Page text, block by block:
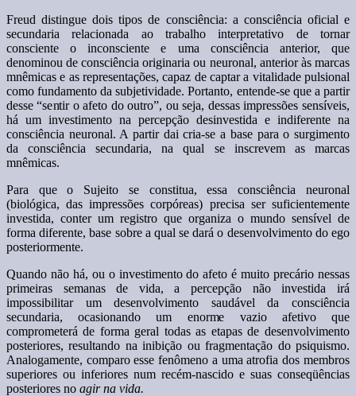
Freud distingue dois tipos de consciência: a consciência oficial e
secundaria relacionada ao trabalho interpretativo de tornar
consciente o inconsciente e uma consciência anterior, que
denominou de consciência originaria ou neuronal, anterior às marcas
mnêmicas e as representações, capaz de captar a vitalidade pulsional
como fundamento da subjetividade. Portanto, entende-se que a partir
desse “sentir o afeto do outro”, ou seja, dessas impressões sensíveis,
há um investimento na percepção desinvestida e indiferente na
consciência neuronal. A partir dai cria-se a base para o surgimento
da consciência secundaria, na qual se inscrevem as marcas
mnêmicas.
Para que o Sujeito se constitua, essa consciência neuronal
(biológica, das impressões corpóreas) precisa ser suficientemente
investida, conter um registro que organiza o mundo sensível de
forma diferente, base sobre a qual se dará o desenvolvimento do ego
posteriormente.
Quando não há, ou o investimento do afeto é muito precário nessas
primeiras semanas de vida, a percepção não investida irá
impossibilitar um desenvolvimento saudável da consciência
secundaria, ocasionando um enorme vazio afetivo que
comprometerá de forma geral todas as etapas de desenvolvimento
posteriores, resultando na inibição ou fragmentação do psiquismo.
Analogamente, comparo esse fenômeno a uma atrofia dos membros
superiores ou inferiores num recém-nascido e suas conseqüências
posteriores no agir na vida.